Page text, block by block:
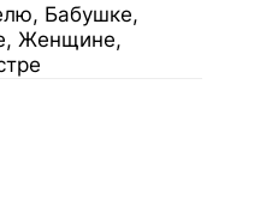
Бабушке,
Женщине,